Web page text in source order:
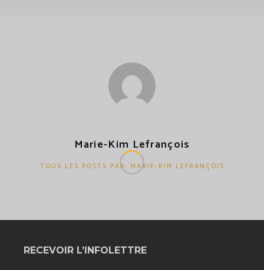
Marie-Kim Lefrançois
TOUS LES POSTS PAR: MARIE-KIM LEFRANÇOIS
RECEVOIR L’INFOLETTRE